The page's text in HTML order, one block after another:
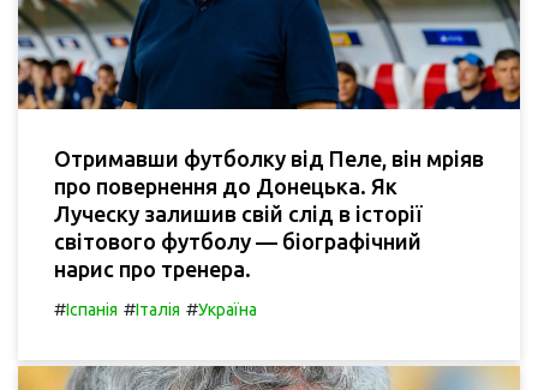
Отримавши футболку від Пеле, він мріяв
про повернення до Донецька. Як
Луческу залишив свій слід в історії
світового футболу — біографічний
нарис про тренера.
#Іспанія #Італія #Україна